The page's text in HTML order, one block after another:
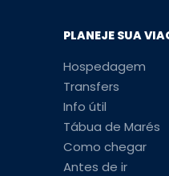
PLANEJE SUA
Hospedagem
Transfers
Info útil
Tábua de Marés
Como chegar
Antes de ir